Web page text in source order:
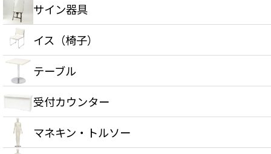
サイン器具
イス（椅子）
テーブル
受付カウンター
マネキン・トルソー